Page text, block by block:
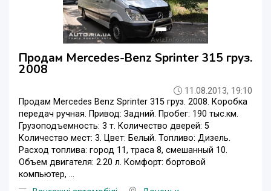
Продам Mercedes-Benz Sprinter 315 груз.
2008
11.08.2013, 19:10
Продам Mercedes Benz Sprinter 315 груз. 2008. Коробка
передач ручная. Привод: Задний. Пробег: 190 тыс.км.
Грузоподъемность: 3 т. Количество дверей: 5
Количество мест: 3. Цвет: Белый. Топливо: Дизель.
Расход топлива: город 11, траса 8, смешанный 10.
Объем двигателя: 2.20 л. Комфорт: бортовой
компьютер, ...